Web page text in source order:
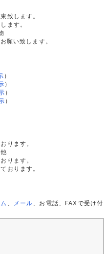
致します。
ます。
願い致します。
）
）
）
）
ります。
他
ります。
おります。
メール 、お電話、FAXで受け付